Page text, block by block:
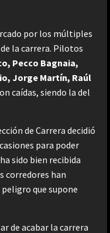
por los múltiples
la carrera. Pilotos
Pecco Bagnaia,
Jorge Martín, Raúl
caídas, siendo la del
de Carrera decidió
para poder
sido bien recibida
corredores han
que supone
de acabar la carrera